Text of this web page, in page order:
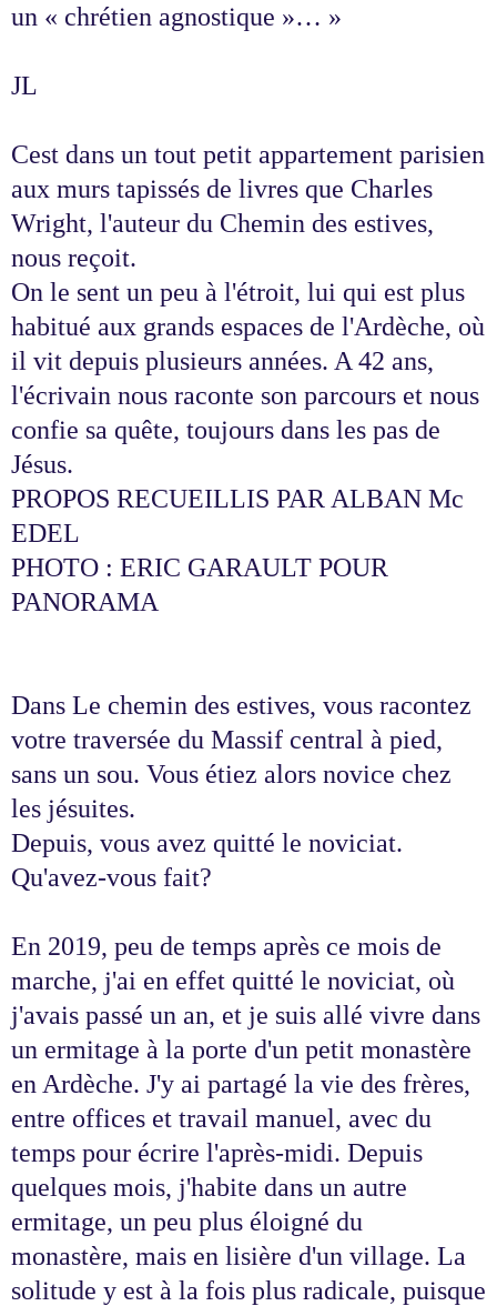
un « chrétien agnostique »… »
JL
Cest dans un tout petit appartement parisien
aux murs tapissés de livres que Charles
Wright, l'auteur du Chemin des estives,
nous reçoit.
On le sent un peu à l'étroit, lui qui est plus
habitué aux grands espaces de l'Ardèche, où
il vit depuis plusieurs années. A 42 ans,
l'écrivain nous raconte son parcours et nous
confie sa quête, toujours dans les pas de
Jésus.
PROPOS RECUEILLIS PAR ALBAN Mc
EDEL
PHOTO : ERIC GARAULT POUR
PANORAMA
Dans Le chemin des estives, vous racontez
votre traversée du Massif central à pied,
sans un sou. Vous étiez alors novice chez
les jésuites.
Depuis, vous avez quitté le noviciat.
Qu'avez-vous fait?
En 2019, peu de temps après ce mois de
marche, j'ai en effet quitté le noviciat, où
j'avais passé un an, et je suis allé vivre dans
un ermitage à la porte d'un petit monastère
en Ardèche. J'y ai partagé la vie des frères,
entre offices et travail manuel, avec du
temps pour écrire l'après-midi. Depuis
quelques mois, j'habite dans un autre
ermitage, un peu plus éloigné du
monastère, mais en lisière d'un village. La
solitude y est à la fois plus radicale, puisque